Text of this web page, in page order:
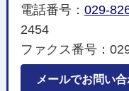
電話番号： 029-
2454
ファクス番号：
メールでお問い